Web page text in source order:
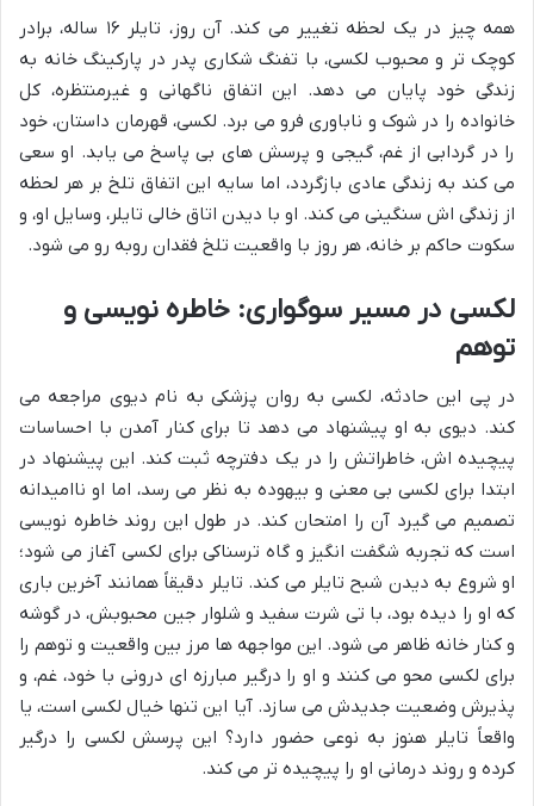
همه چیز در یک لحظه تغییر می کند. آن روز، تایلر ۱۶ ساله، برادر
کوچک تر و محبوب لکسی، با تفنگ شکاری پدر در پارکینگ خانه به
زندگی خود پایان می دهد. این اتفاق ناگهانی و غیرمنتظره، کل
خانواده را در شوک و ناباوری فرو می برد. لکسی، قهرمان داستان، خود
را در گردابی از غم، گیجی و پرسش های بی پاسخ می یابد. او سعی
می کند به زندگی عادی بازگردد، اما سایه این اتفاق تلخ بر هر لحظه
از زندگی اش سنگینی می کند. او با دیدن اتاق خالی تایلر، وسایل او، و
سکوت حاکم بر خانه، هر روز با واقعیت تلخ فقدان روبه رو می شود.
لکسی در مسیر سوگواری: خاطره نویسی و
توهم
در پی این حادثه، لکسی به روان پزشکی به نام دیوی مراجعه می
کند. دیوی به او پیشنهاد می دهد تا برای کنار آمدن با احساسات
پیچیده اش، خاطراتش را در یک دفترچه ثبت کند. این پیشنهاد در
ابتدا برای لکسی بی معنی و بیهوده به نظر می رسد، اما او ناامیدانه
تصمیم می گیرد آن را امتحان کند. در طول این روند خاطره نویسی
است که تجربه شگفت انگیز و گاه ترسناکی برای لکسی آغاز می شود؛
او شروع به دیدن شبح تایلر می کند. تایلر دقیقاً همانند آخرین باری
که او را دیده بود، با تی شرت سفید و شلوار جین محبوبش، در گوشه
و کنار خانه ظاهر می شود. این مواجهه ها مرز بین واقعیت و توهم را
برای لکسی محو می کنند و او را درگیر مبارزه ای درونی با خود، غم، و
پذیرش وضعیت جدیدش می سازد. آیا این تنها خیال لکسی است، یا
واقعاً تایلر هنوز به نوعی حضور دارد؟ این پرسش لکسی را درگیر
کرده و روند درمانی او را پیچیده تر می کند.